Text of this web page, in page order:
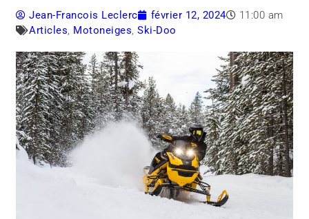
Jean-Francois Leclerc février 12, 2024
11:00 am
Articles, Motoneiges,Ski-Doo